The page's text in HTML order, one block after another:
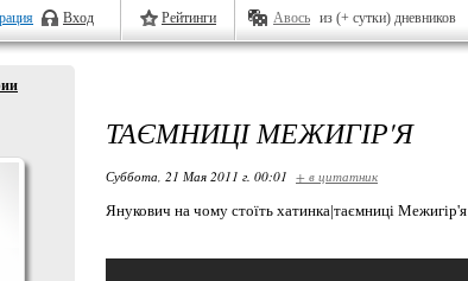
Вход Рейтинги Авось из (+ сутки) дневников
ТАЄМНИЦІ МЕЖИГІР'Я
Суббота, 21 Мая 2011 г. 00:01 + в цитатник
Янукович на чому стоїть хатинка|таємниці Межигір'я